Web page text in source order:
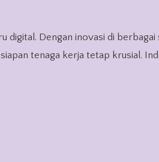
digital. Dengan inovasi di
tenaga kerja tetap krusial.